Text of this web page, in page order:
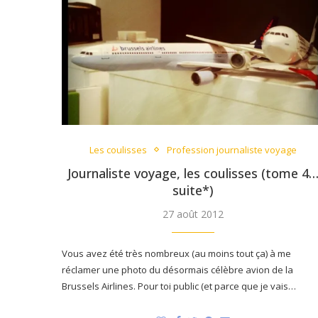
Les coulisses Profession journaliste voyage
Journaliste voyage, les coulisses (tome 4…
suite*)
27 août 2012
Vous avez été très nombreux (au moins tout ça) à me
réclamer une photo du désormais célèbre avion de la
Brussels Airlines. Pour toi public (et parce que je vais…